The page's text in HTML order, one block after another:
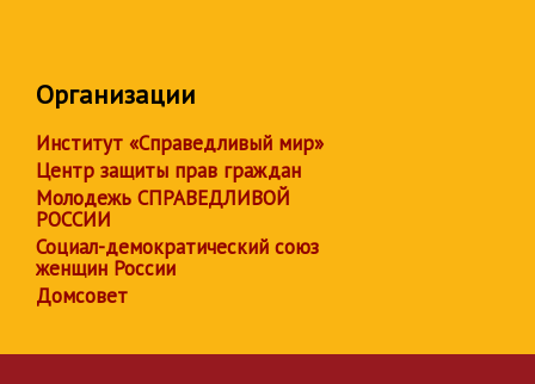
Организации
Институт «Справедливый мир»
Центр защиты прав граждан
Молодежь СПРАВЕДЛИВОЙ
РОССИИ
Социал-демократический союз
женщин России
Домсовет